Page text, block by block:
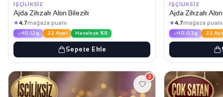
İŞÇILIKSIZ
Ajda Zikzak Altın Bilezik
★4.7mağaza puanı
10.12g 22 Ayar Havaleye %8
Sepete Ekle
İŞÇILIKSIZ
Ajda Zikzak
★4.7mağaza puanı
10.02g 22
2